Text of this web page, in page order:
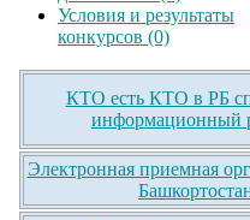
Условия и результаты
конкурсов (0)
КТО есть КТО в РБ
информационный
Электронная приемная